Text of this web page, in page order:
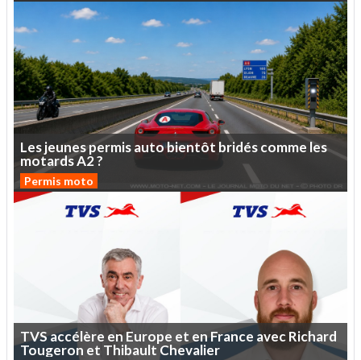
Lesjeunespermisautobientôt bridéscommeles
motardsA2?
Permis moto
TVSaccélère enEurope et enFrance avecRichard
Tougeron et Thibault Chevalier